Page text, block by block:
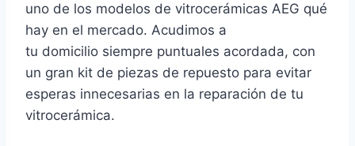
uno de los modelos de vitrocerámicas AEG qué
hay en el mercado. Acudimos a
tu domicilio siempre puntuales acordada, con
un gran kit de piezas de repuesto para evitar
esperas innecesarias en la reparación de tu
vitrocerámica.